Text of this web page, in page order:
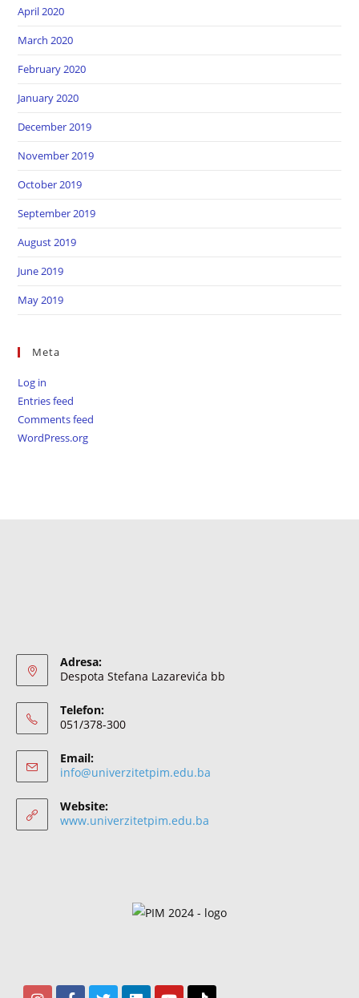
April 2020
March 2020
February 2020
January 2020
December 2019
November 2019
October 2019
September 2019
August 2019
June 2019
May 2019
Meta
Log in
Entries feed
Comments feed
WordPress.org
Adresa:
Despota Stefana Lazarevića bb
Telefon:
051/378-300
Email:
info@univerzitetpim.edu.ba
Website:
www.univerzitetpim.edu.ba